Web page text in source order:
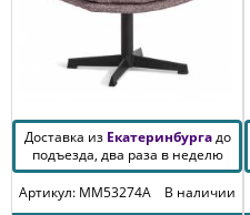
Доставка из Екатеринбургадо
подъезда, два раза в неделю
Артикул: MM53274A
В наличии